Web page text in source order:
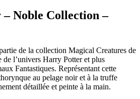
Noble Collection –
de la collection Magical Creatures de
l’univers Harry Potter et plus
Fantastiques. Représentant cette
au pelage noir et à la truffe
détaillée et peinte à la main.